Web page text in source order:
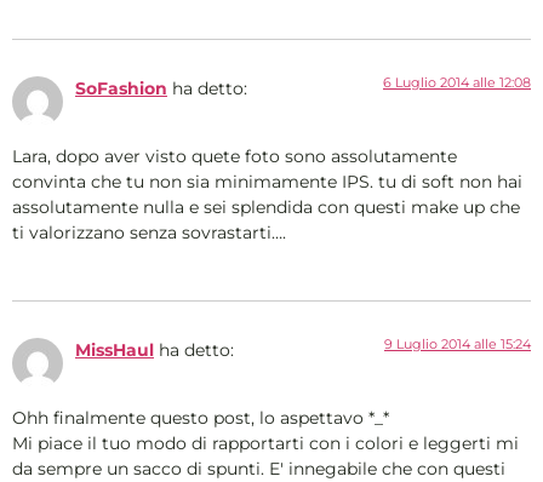
SoFashion ha detto: 6 Luglio 2014 alle 12:08
Lara, dopo aver visto quete foto sono assolutamente
convinta che tu non sia minimamente IPS. tu di soft non hai
assolutamente nulla e sei splendida con questi make up che
ti valorizzano senza sovrastarti….
MissHaul ha detto: 9 Luglio 2014 alle 15:24
Ohh finalmente questo post, lo aspettavo *_*
Mi piace il tuo modo di rapportarti con i colori e leggerti mi
da sempre un sacco di spunti. E' innegabile che con questi